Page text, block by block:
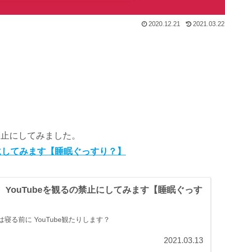
2020.12.21 2021.03.22
にしてみました。
てみます【睡眠ぐっすり？】
YouTubeを観るの禁止にしてみます【睡眠ぐっす
寝る前に YouTube観たりします？
2021.03.13